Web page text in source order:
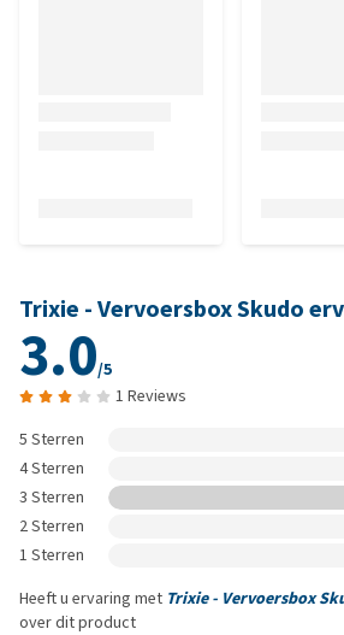
Trixie - Vervoersbox Skudo
3.0/5
1 Reviews
5 Sterren
4 Sterren
3 Sterren
2 Sterren
1 Sterren
Heeft u ervaring met Trixie - Vervoersbox
over dit product